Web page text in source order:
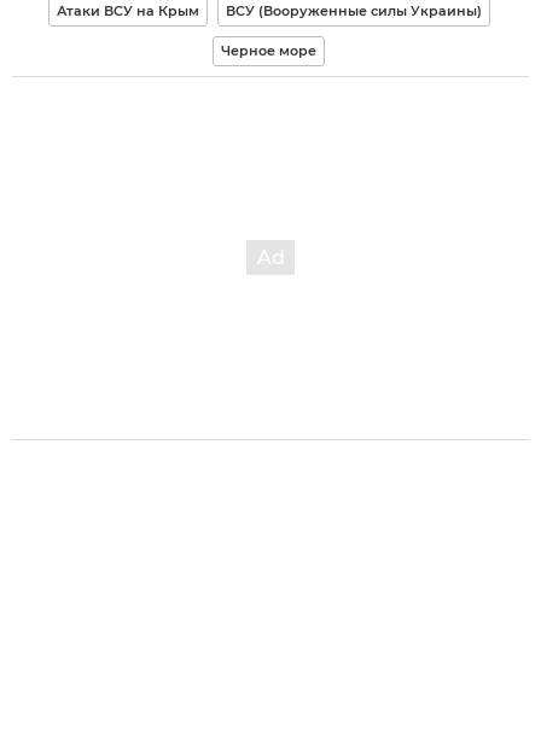
Атаки ВСУ на Крым ВСУ (Вооруженные силы Украины)
Черное море